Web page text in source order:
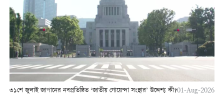
৩১শে জুলাই জাপানের নবপ্রতিষ্ঠিত ‘জাতীয় গোয়েন্দা সংস্থার’ উদ্দেশ্য কী?01-Aug-2026